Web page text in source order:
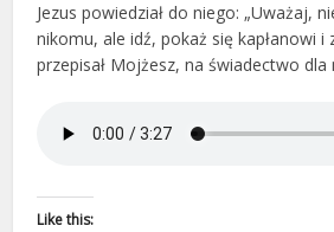
Jezus powiedział do niego: „Uważaj,
nikomu, ale idź, pokaż się kapłanowi i
przepisał Mojżesz, na świadectwo dla
Like this: